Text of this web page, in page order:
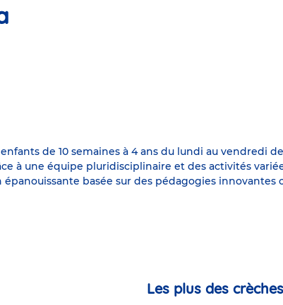
de 10 semaines à 4 ans du lundi au vendredi
à une équipe pluridisciplinaire et des activités
basée sur des pédagogies innovantes
Les plus des